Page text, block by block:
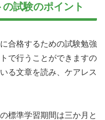
試験のポイント
合格するための試験勉強
で行うことができますの
る文章を読み、ケアレス
標準学習期間は三か月と